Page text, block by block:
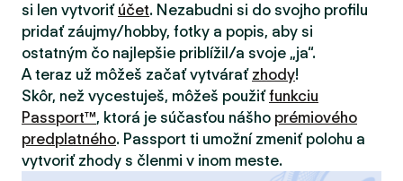
si len vytvoriť účet. Nezabudni si do svojho profilu
pridať záujmy/hobby, fotky a popis, aby si
ostatným čo najlepšie priblížil/a svoje „ja“.
A teraz už môžeš začať vytvárať zhody!
Skôr, než vycestuješ, môžeš použiťfunkciu
Passport™, ktorá je súčasťou nášho prémiového
predplatného. Passport ti umožní zmeniť polohu a
vytvoriť zhody s členmi v inom meste.